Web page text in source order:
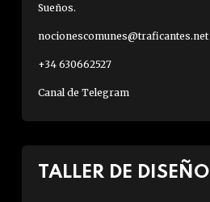
Sueños.
nocionescomunes@traficantes.net
+34 630662527
Canal de Telegram
TALLER DE DISEÑO